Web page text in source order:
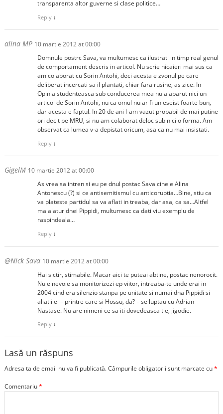
transparenta altor guverne si clase politice…
Reply ↓
alina MP 10 martie 2012 at 00:00
Domnule postrc Sava, va multumesc ca ilustrati in timp real genul
de comportament descris in articol. Nu scrie nicaieri mai sus ca
am colaborat cu Sorin Antohi, deci acesta e zvonul pe care
deliberat incercati sa il plantati, chiar fara rusine, as zice. In
Opinia studenteasca sub conducerea mea nu a aparut nici un
articol de Sorin Antohi, nu ca omul nu ar fi un eseist foarte bun,
dar acesta e faptul. In 20 de ani l-am vazut probabil de mai putine
ori decit pe MRU, si nu am colaborat deloc sub nici o forma. Am
observat ca lumea v-a depistat oricum, asa ca nu mai insistati.
Reply ↓
GigelM 10 martie 2012 at 00:00
As vrea sa intren si eu pe dnul postac Sava cine e Alina
Antonescu (?) si ce antisemitismul cu anticoruptia…Bine, stiu ca
va plateste partidul sa va aflati in treaba, dar asa, ca sa…Altfel
ma alatur dnei Pippidi, multumesc ca dati viu exemplu de
raspindeala…
Reply ↓
@Nick Sava 10 martie 2012 at 00:00
Hai sictir, stimabile. Macar aici te puteai abtine, postac nenorocit.
Nu e nevoie sa monitorizezi ep viitor, intreaba-te unde erai in
2004 cind era silenzio stanpa pe unitate si numai dna Pippidi si
aliatii ei – printre care si Hossu, da? – se luptau cu Adrian
Nastase. Nu are nimeni ce sa iti dovedeasca tie, jigodie.
Reply ↓
Lasă un răspuns
Adresa ta de email nu va fi publicată.Câmpurile obligatorii sunt marcate cu*
Comentariu*